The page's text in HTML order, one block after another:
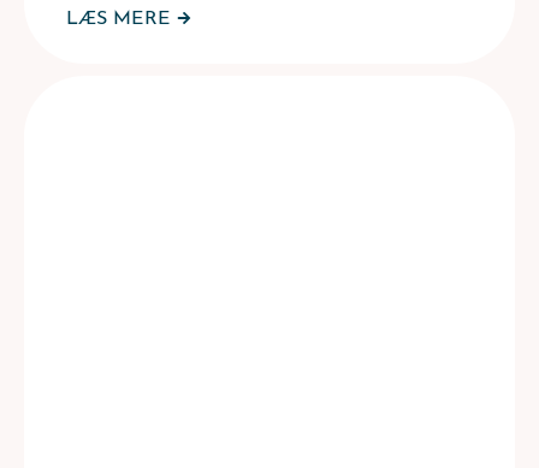
LÆS MERE